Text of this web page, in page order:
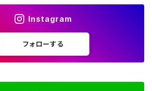
Instagram
フォローする